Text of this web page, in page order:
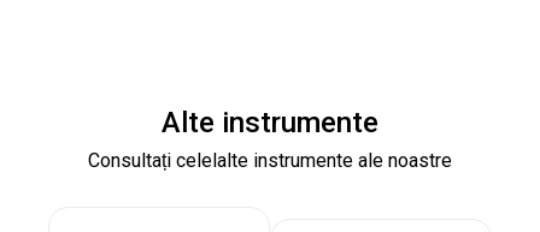
Alte instrumente
Consultați celelalte instrumente ale noastre